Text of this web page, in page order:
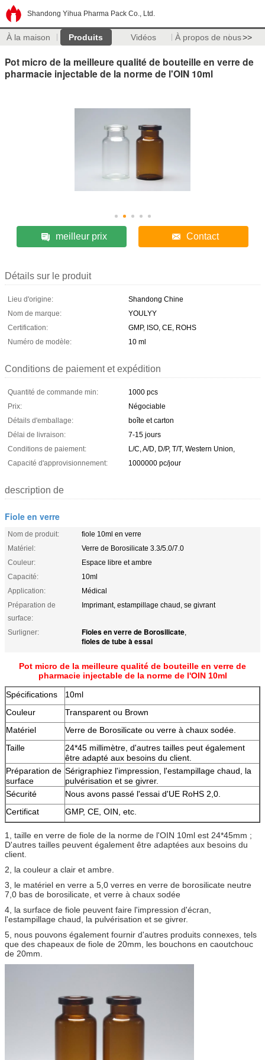
Shandong Yihua Pharma Pack Co., Ltd.
À la maison Produits Vidéos À propos de nous>>
Pot micro de la meilleure qualité de bouteille en verre de
pharmacie injectable de la norme de l'OIN 10ml
meilleur prix Contact
Détails sur le produit
Lieu d'origine:
Shandong Chine
Nom de marque:
YOULYY
Certification:
GMP, ISO, CE, ROHS
Numéro de modèle:
10 ml
Conditions de paiement et expédition
Quantité de commande min:
1000 pcs
Prix:
Négociable
Détails d'emballage:
boîte et carton
Délai de livraison:
7-15 jours
Conditions de paiement:
L/C, A/D, D/P, T/T, Western Union,
Capacité d'approvisionnement:
1000000 pc/jour
description de
Fiole en verre
Nom de produit:
fiole 10ml en verre
Matériel:
Verre de Borosilicate 3.3/5.0/7.0
Couleur:
Espace libre et ambre
Capacité:
10ml
Application:
Médical
Préparation de
surface:
Imprimant, estampillage chaud, se givrant
Surligner: Fioles en verre de Borosilicate,
fioles de tube à essai
Pot micro de la meilleure qualité de bouteille en verre de
pharmacie injectable de la norme de l'OIN 10ml
Spécifications
10ml
Couleur
Transparent ou Brown
Matériel
Verre de Borosilicate ou verre à chaux sodée.
Taille
24*45 millimètre, d'autres tailles peut également
être adapté aux besoins du client.
Préparation de
surface
Sérigraphiez l'impression, l'estampillage chaud, la
pulvérisation et se givrer.
Sécurité
Nous avons passé l'essai d'UE RoHS 2,0.
Certificat
GMP, CE, OIN, etc.
1, taille en verre de fiole de la norme de l'OIN 10ml est 24*45mm ;
D'autres tailles peuvent également être adaptées aux besoins du
client.
2, la couleur a clair et ambre.
3, le matériel en verre a 5,0 verres en verre de borosilicate neutre
7,0 bas de borosilicate, et verre à chaux sodée
4, la surface de fiole peuvent faire l'impression d'écran,
l'estampillage chaud, la pulvérisation et se givrer.
5, nous pouvons également fournir d'autres produits connexes, tels
que des chapeaux de fiole de 20mm, les bouchons en caoutchouc
de 20mm.